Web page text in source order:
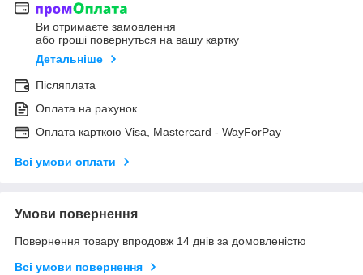
Ви отримаєте замовлення
або гроші повернуться на вашу картку
Детальніше
Післяплата
Оплата на рахунок
Оплата карткою Visa, Mastercard - WayForPay
Всі умови оплати
Умови повернення
Повернення товару впродовж 14 днів за домовленістю
Всі умови повернення